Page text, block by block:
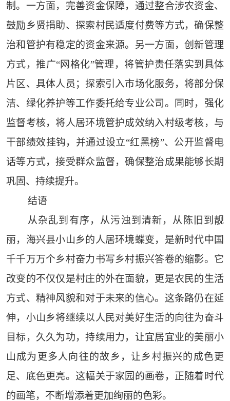
制。一方面，完善资金保障，通过整合涉农资金、
鼓励乡贤捐助、探索村民适度付费等方式，确保整
治和管护有稳定的资金来源。另一方面，创新管理
方式，推广“网格化”管理，将管护责任落实到具体
片区、具体人员；探索引入市场化服务，将部分保
洁、绿化养护等工作委托给专业公司。同时，强化
监督考核，将人居环境管护成效纳入村级考核，与
干部绩效挂钩，并通过设立“红黑榜”、公开监督电
话等方式，接受群众监督，确保整治成果能够长期
巩固、持续提升。
结语
从杂乱到有序，从污浊到清新，从陈旧到靓
丽，海兴县小山乡的人居环境蝶变，是新时代中国
千千万万个乡村奋力书写乡村振兴答卷的缩影。它
改变的不仅仅是村庄的外在面貌，更是农民的生活
方式、精神风貌和对于未来的信心。这条路仍在延
伸，小山乡将继续以人民对美好生活的向往为奋斗
目标，久久为功，持续用力，让宜居宜业的美丽小
山成为更多人向往的故乡，让乡村振兴的成色更
足、底色更亮。这幅关于家园的画卷，正随着时代
的画笔，不断增添着更加绚丽的色彩。